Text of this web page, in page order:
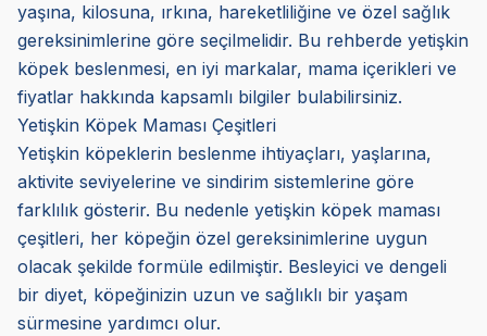
yaşına, kilosuna, ırkına, hareketliliğine ve özel sağlık
gereksinimlerine göre seçilmelidir. Bu rehberde yetişkin
köpek beslenmesi, en iyi markalar, mama içerikleri ve
fiyatlar hakkında kapsamlı bilgiler bulabilirsiniz.
Yetişkin Köpek Maması Çeşitleri
Yetişkin köpeklerin beslenme ihtiyaçları, yaşlarına,
aktivite seviyelerine ve sindirim sistemlerine göre
farklılık gösterir. Bu nedenle yetişkin köpek maması
çeşitleri, her köpeğin özel gereksinimlerine uygun
olacak şekilde formüle edilmiştir. Besleyici ve dengeli
bir diyet, köpeğinizin uzun ve sağlıklı bir yaşam
sürmesine yardımcı olur.